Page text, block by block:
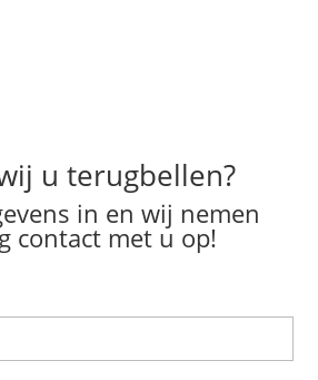
u terugbellen?
in en wij nemen
contact met u op!